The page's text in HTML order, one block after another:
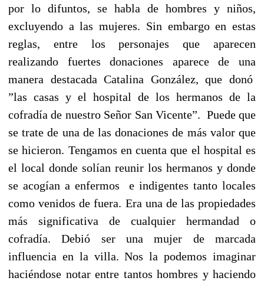
por lo difuntos, se habla de hombres y niños,
excluyendo a las mujeres. Sin embargo en estas
reglas, entre los personajes que aparecen
realizando fuertes donaciones aparece de una
manera destacada Catalina González, que donó
”las casas y el hospital de los hermanos de la
cofradía de nuestro Señor San Vicente”. Puede que
se trate de una de las donaciones de más valor que
se hicieron. Tengamos en cuenta que el hospital es
el local donde solían reunir los hermanos y donde
se acogían a enfermos e indigentes tanto locales
como venidos de fuera. Era una de las propiedades
más significativa de cualquier hermandad o
cofradía. Debió ser una mujer de marcada
influencia en la villa. Nos la podemos imaginar
haciéndose notar entre tantos hombres y haciendo